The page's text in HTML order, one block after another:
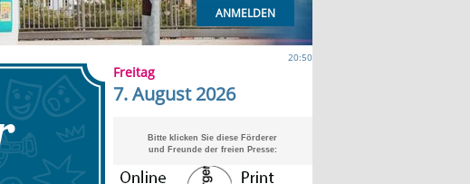
ANMELDEN
20:50
Freitag
7. August 2026
Bitte klicken Sie diese Förderer
und Freunde der freien Presse: